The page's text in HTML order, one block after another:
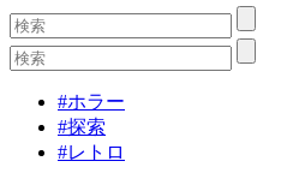
#ホラー
#探索
#レトロ